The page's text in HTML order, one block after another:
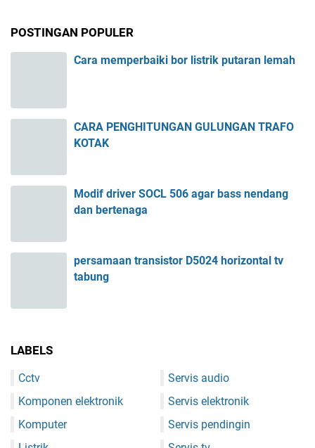
POSTINGAN POPULER
Cara memperbaiki bor listrik putaran lemah
CARA PENGHITUNGAN GULUNGAN TRAFO
KOTAK
Modif driver SOCL 506 agar bass nendang
dan bertenaga
persamaan transistor D5024 horizontal tv
tabung
LABELS
Cctv
Komponen elektronik
Komputer
Servis audio
Servis elektronik
Servis pendingin